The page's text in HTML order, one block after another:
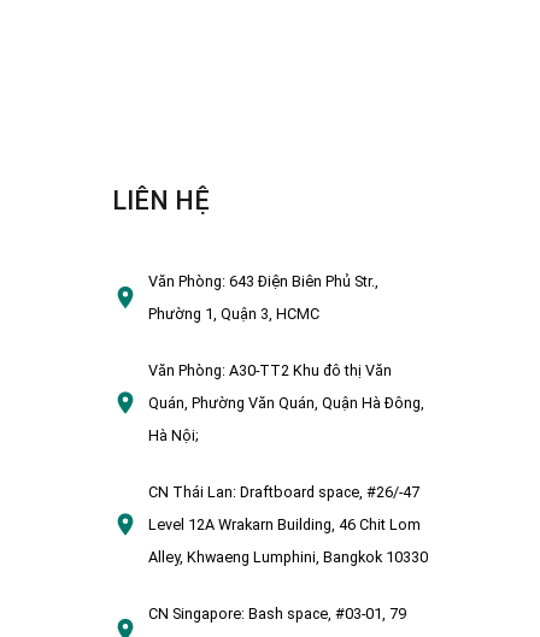
LIÊN HỆ
Văn Phòng:643 Điện Biên Phủ Str.,
Phường 1, Quận 3, HCMC
Văn Phòng:A30-TT2 Khu đô thị Văn
Quán, Phường Văn Quán, Quận Hà Đông,
Hà Nội;
CN Thái Lan: Draftboard space, #26/-47
Level 12A Wrakarn Building, 46 Chit Lom
Alley, Khwaeng Lumphini, Bangkok 10330
CN Singapore: Bash space, #03-01, 79